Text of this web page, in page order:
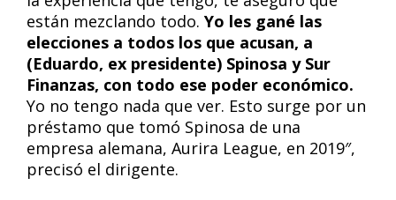
están mezclando todo. Yo les gané las
elecciones a todos los que acusan, a
(Eduardo, ex presidente) Spinosa y Sur
Finanzas, con todo ese poder económico.
Yo no tengo nada que ver. Esto surge por un
préstamo que tomó Spinosa de una
empresa alemana, Aurira League, en 2019″,
precisó el dirigente.